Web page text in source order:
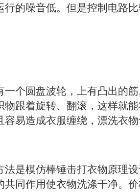
的噪音低。但是控制电路
圆盘波轮，上有凸出的筋
跟着旋转、翻滚，这样就
易造成衣服缠绕，漂洗衣
模仿棒锤击打衣物原理设
同作用使衣物洗涤干净。